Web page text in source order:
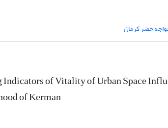
خضر کرمان
of Vitality of Urban Space
of Kerman